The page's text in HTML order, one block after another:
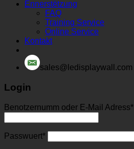
Ënnerstëtzung
FAQ
Training Service
Online Service
Kontakt
sales@ledisplaywall.com
Login
Benotzernumm oder E-Mail Adress*
Passwuert*